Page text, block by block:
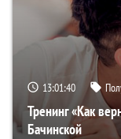
13:01:39
Тренинг «Как
Бачинской